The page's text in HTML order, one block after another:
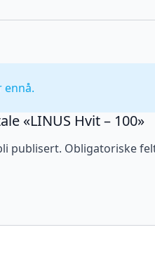
ennå.
«LINUS Hvit – 100»
publisert. Obligatoriske